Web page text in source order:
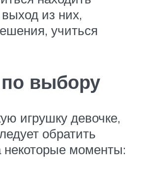
из них,
учиться
выбору
игрушку девочке,
обратить
моменты: